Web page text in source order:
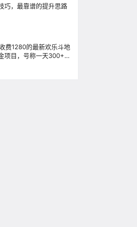
巧，最靠谱的提升思路
费1280的最新欢乐斗地
项目，号称一天300+